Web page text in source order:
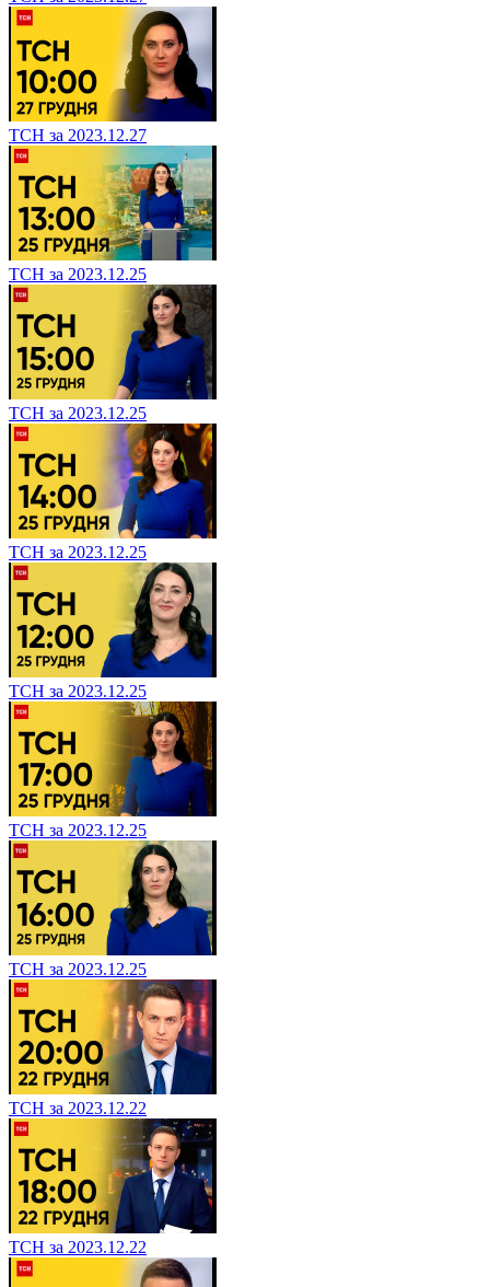
ТСН за 2023.12.27
ТСН за 2023.12.25
ТСН за 2023.12.25
ТСН за 2023.12.25
ТСН за 2023.12.25
ТСН за 2023.12.25
ТСН за 2023.12.25
ТСН за 2023.12.22
ТСН за 2023.12.22